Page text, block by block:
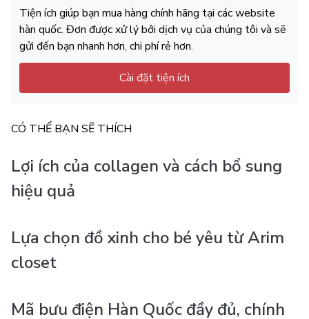
Tiện ích giúp bạn mua hàng chính hãng tại các website
hàn quốc. Đơn được xử lý bởi dịch vụ của chúng tôi và sẽ
gửi đến bạn nhanh hơn, chi phí rẻ hơn.
Cài đặt tiện ích
CÓ THỂ BẠN SẼ THÍCH
Lợi ích của collagen và cách bổ sung
hiệu quả
Lựa chọn đồ xinh cho bé yêu từ Arim
closet
Mã bưu điện Hàn Quốc đầy đủ, chính